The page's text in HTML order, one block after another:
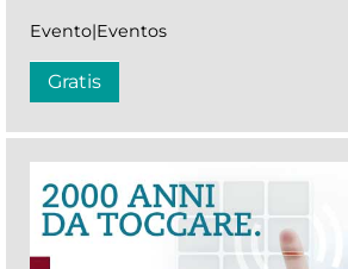
Evento|Eventos
Gratis